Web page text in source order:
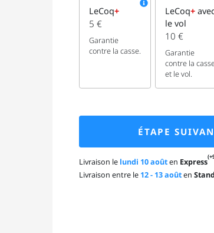
LeCoq+
5 €
Garantie
contre la casse.
LeCoq+
le vol
10 €
Garantie
contre la
et le vol.
ÉTAPE
Livraison le lundi 10 aoûten Express
Livraison entre le 12 - 13 aoûten